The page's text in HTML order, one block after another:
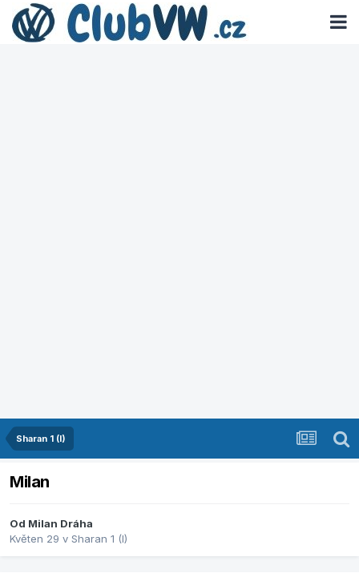
Sharan 1 (I)
Milan
Od Milan Dráha
Květen 29 v Sharan 1 (I)